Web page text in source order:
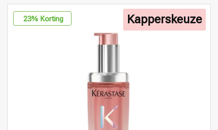
23% Korting Kapperskeuze